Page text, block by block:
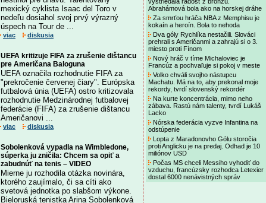
mexický cyklista Isaac del Toro v
nedeľu dosiahol svoj prvý výrazný
úspech na Tour de ...
viac diskusia
UEFA kritizuje FIFA za zrušenie dištancu
pre Američana Baloguna
UEFA označila rozhodnutie FIFA za
"prekročenie červenej čiary". Európska
futbalová únia (UEFA) ostro kritizovala
rozhodnutie Medzinárodnej futbalovej
federácie (FIFA) za zrušenie dištancu
Američanovi ...
viac diskusia
Sobolenková vypadla na Wimbledone,
súperka ju zničila: Chcem sa opiť a
zabudnúť na tenis – VIDEO
Mierne ju rozhodila otázka novinára,
ktorého zaujímalo, či sa cíti ako
svetová jednotka po slabšom výkone.
Bieloruská tenistka Arina Sobolenková
Abrahámová bola ako na horskej dráhe
Za smrťou hráča NBA z Memphisu je
kokaín a heroín. Bola to nehoda
Dva góly Rychlíka nestačili. Slováci
prehrali s Američanmi a zahrajú si o 3.
miesto proti Fínom
Nový hráč v tíme Michaloviec je
Francúz a pochvaľuje si pokoj v meste
Volko chváli svojho nástupcu
Machatu. Má na to, aby prekonal moje
rekordy, tvrdí slovenský rekordér
Na kurte koncentrácia, mimo neho
zábava. Rastú nám talenty, tvrdí Lukáš
Lacko
Nórska federácia vyzve Infantina na
odstúpenie
Lopta z Maradonovho Gólu storočia
proti Anglicku je na predaj. Odhad je 10
miliónov USD
Počas MS chceli Messiho vyhodiť do
vzduchu, francúzsky rozhodca Letexier
dostal 6000 nenávistných správ